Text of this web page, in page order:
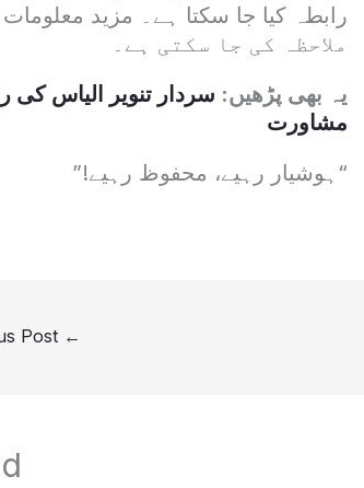
رابطہ کیا جا سکتا ہے۔ مزید
ملاحظہ کی جا سکتی ہے۔
یہ بھی پڑھیں: سردار تنویر الیاس کی
مشاورت
“ہوشیار رہیے، محفوظ رہیے!”
←